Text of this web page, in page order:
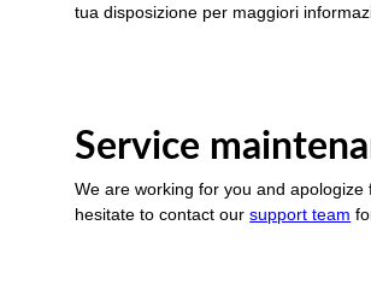
tua disposizione per maggiori
Service
We are working for you and
hesitate to contact oursupport team